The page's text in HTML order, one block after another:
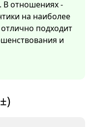
В отношениях -
на наиболее
подходит
и